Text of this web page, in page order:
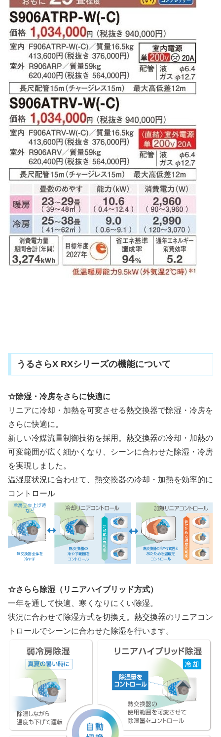
うるさらX RXシリーズの機能について
☆除湿・冷房をさらに快適に
リニアに冷却・加熱を可変させる熱交換器で除湿・冷房を
さらに快適に。
新しい冷媒流量制御技術を採用。熱交換器の冷却・加熱の
可変範囲が広く細かくなり、シーンに合わせた除湿・冷房
を実現しました。
温湿度状況に合わせて、熱交換器の冷却・加熱を効率的に
コントロール
☆さらら除湿（リニアハイブリッド方式）
一年を通して快適、寒くなりにくい除湿。
状況に合わせて除湿方式を切換え。熱交換器のリニアコン
トロールでシーンに合わせた除湿を行います。